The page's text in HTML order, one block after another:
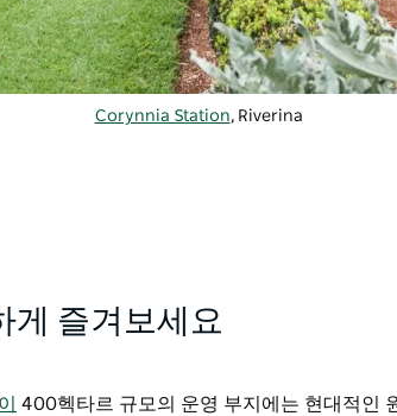
Corynnia Station, Riverina
게 즐겨보세요
400헥타르 규모의 운영 부지에는 현대적인